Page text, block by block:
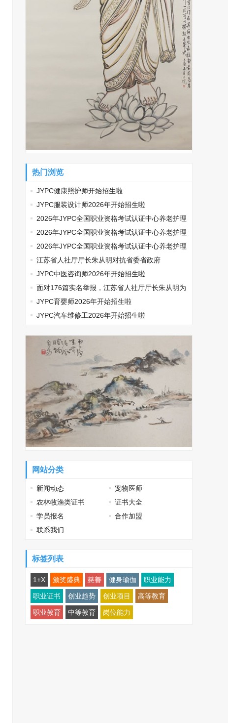
热门浏览
JYPC健康照护师开始招生啦
JYPC服装设计师2026年开始招生啦
2026年JYPC全国职业资格考试认证中心养老护理
师开始报名啦
2026年JYPC全国职业资格考试认证中心养老护理
师开始报名啦
2026年JYPC全国职业资格考试认证中心养老护理
师开始报名啦
江苏省人社厅厅长朱从明对抗省委省政府
JYPC中医咨询师2026年开始招生啦
面对176篇实名举报，江苏省人社厅厅长朱从明为
何选择沉默
JYPC育婴师2026年开始招生啦
JYPC汽车维修工2026年开始招生啦
网站分类
新闻动态
宠物医师
农林牧渔类证书
证书大全
学员报名
合作加盟
联系我们
标签列表
1+X 颁奖盛典 慈善 健身瑜伽 职业能力
职业证书 创业趋势 创业项目 高等教育
职业教育 中等教育 岗位能力